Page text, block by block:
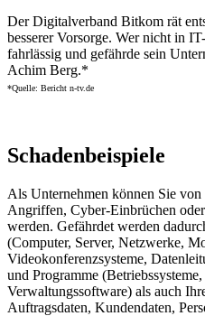
Der Digitalverband Bitkom rät
besserer Vorsorge. Wer nicht in
fahrlässig und gefährde sein
Achim Berg.*
*Quelle: Bericht n-tv.de
Schadenbeispiele
Als Unternehmen können Sie
Angriffen, Cyber-Einbrüchen
werden. Gefährdet werden
(Computer, Server, Netzwerke,
Videokonferenzsysteme,
und Programme
Verwaltungssoftware) als auch
Auftragsdaten, Kundendaten,